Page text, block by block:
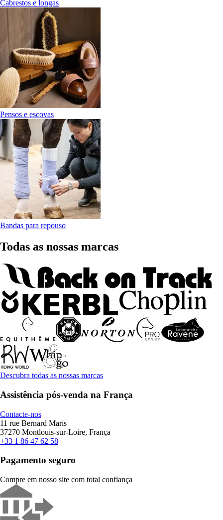
Cabrestos e longas
Pensos e escovas
Bandas para repouso
Todas as nossas marcas
Descubra todas as nossas marcas
Assistência pós-venda na França
Contacte-nos
11 rue Bernard Maris
37270 Montlouis-sur-Loire, França
+33 1 86 47 62 58
Pagamento seguro
Compre em nosso site com total confiança